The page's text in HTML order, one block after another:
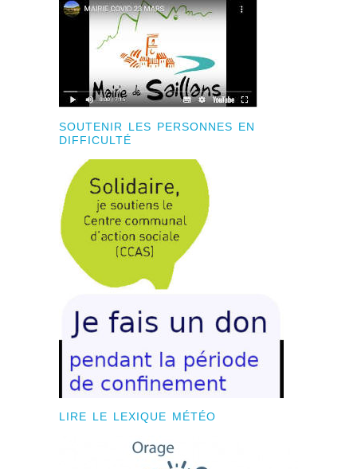
SOUTENIR LES PERSONNES EN
DIFFICULTÉ
LIRE LE LEXIQUE MÉTÉO